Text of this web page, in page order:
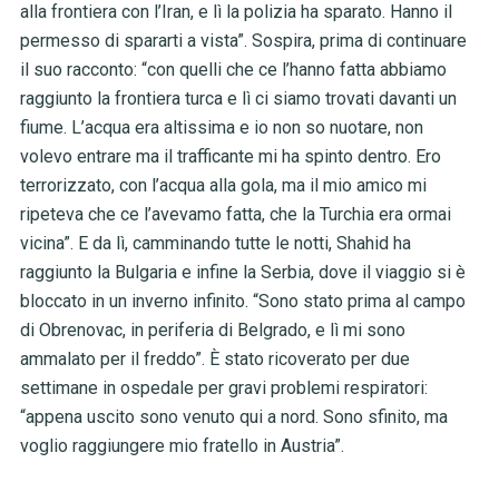
alla frontiera con l’Iran, e lì la polizia ha sparato. Hanno il
permesso di spararti a vista”. Sospira, prima di continuare
il suo racconto: “con quelli che ce l’hanno fatta abbiamo
raggiunto la frontiera turca e lì ci siamo trovati davanti un
fiume. L’acqua era altissima e io non so nuotare, non
volevo entrare ma il trafficante mi ha spinto dentro. Ero
terrorizzato, con l’acqua alla gola, ma il mio amico mi
ripeteva che ce l’avevamo fatta, che la Turchia era ormai
vicina”. E da lì, camminando tutte le notti, Shahid ha
raggiunto la Bulgaria e infine la Serbia, dove il viaggio si è
bloccato in un inverno infinito. “Sono stato prima al campo
di Obrenovac, in periferia di Belgrado, e lì mi sono
ammalato per il freddo”. È stato ricoverato per due
settimane in ospedale per gravi problemi respiratori:
“appena uscito sono venuto qui a nord. Sono sfinito, ma
voglio raggiungere mio fratello in Austria”.